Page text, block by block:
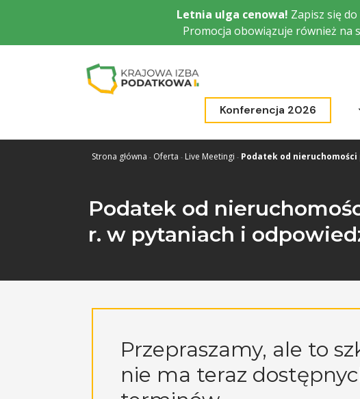
Letnia ulga cenowa! Zapisz się
Promocja obowiązuje również na
Konferencja 2026
Strona główna Oferta Live Meetingi Podatek od nieruchomości
Podatek od
r. w pytaniach i
Przepraszamy, ale to
nie ma teraz